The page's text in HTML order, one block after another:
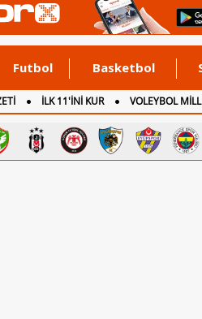
Futbol Basketbol
İLK 11'İNİ KUR VOLEYBOL
İNGİLTERE